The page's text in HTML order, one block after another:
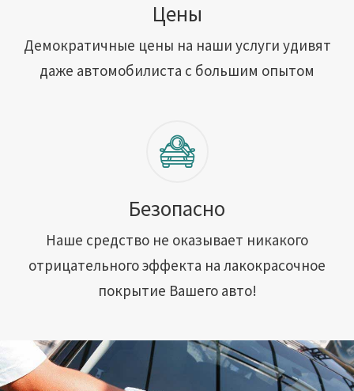
Цены
Демократичные цены на наши услуги удивят
даже автомобилиста с большим опытом
Безопасно
Наше средство не оказывает никакого
отрицательного эффекта на лакокрасочное
покрытие Вашего авто!